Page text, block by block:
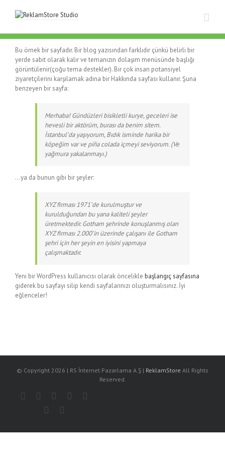
Bu örnek bir sayfadır. Bir blog yazısından farklıdır çünkü belirli bir
yerde sabit olarak kalır ve temanızın dolaşım menüsünde başlığı
görüntülenir(çoğu tema destekler). Bir çok insan potansiyel
ziyaretçilerini karşılamak adına bir Hakkında sayfası kullanır. Şuna
benzeyen bir sayfa:
Merhaba! Gündüzleri bisikletli kurye, geceleri ise
hevesli bir aktörüm, burası da benim sitem.
İstanbul’da yaşıyorum, Bıdık isminde harika bir
köpeğim var ve piña colada içmeyi seviyorum. (Ve
yağmura yakalanmayı.)
…ya da bunun gibi bir şeyler:
XYZ firması 1971’de kurulmuştur ve
kurulduğundan bu yana kaliteli şeyler
üretmektedir. Gotham şehrinde konuşlanmış olan
XYZ firması 2.000’in üzerinde çalışanı ile Gotham
şehri için her şeyin en iyisini yapmaya
çalışmaktadır.
Yeni bir WordPress kullanıcısı olarak öncelikle başlangıç sayfasına
giderek bu sayfayı silip kendi sayfalarınızı oluşturmalısınız. İyi
eğlenceler!
© Copyright 2026 | RS İnternet Pazarlama A.Ş | ReklamStore All Rights
Reserved.
Facebook
Rss TwitterVimeo
Pinterest